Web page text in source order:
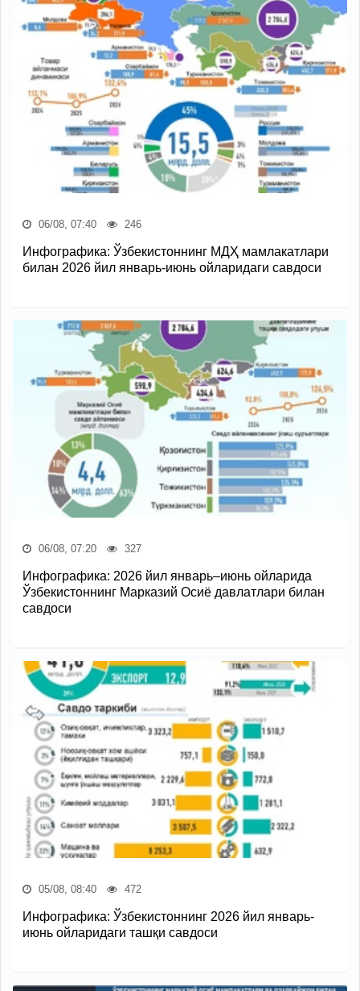
06/08, 07:40 246
Инфографика: Ўзбекистоннинг МДҲ мамлакатлари
билан 2026 йил январь-июнь ойларидаги савдоси
06/08, 07:20 327
Инфографика: 2026 йил январь–июнь ойларида
Ўзбекистоннинг Марказий Осиё давлатлари билан
савдоси
05/08, 08:40 472
Инфографика: Ўзбекистоннинг 2026 йил январь-
июнь ойларидаги ташқи савдоси